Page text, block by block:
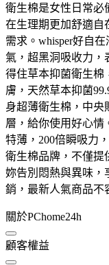
衛生棉是女性日常必
在生理期更加舒適自
需求。whisper好自
氣，超黑洞吸收力，
得住草本抑菌衛生棉
膚，天然草本抑菌
身超薄衛生棉，中央
層，給你使用好心情
特薄，200倍瞬吸力
衛生棉品牌，不僅提
妳告別悶熱與異味，
銷，最新人氣商品不
關於PChome24h
顧客權益